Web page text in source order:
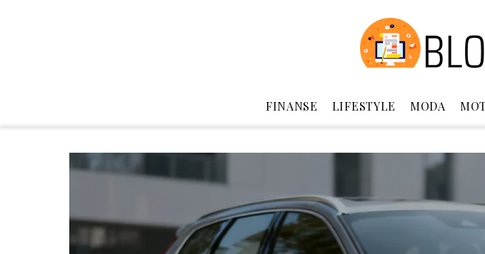
FINANSE LIFESTYLE MODA